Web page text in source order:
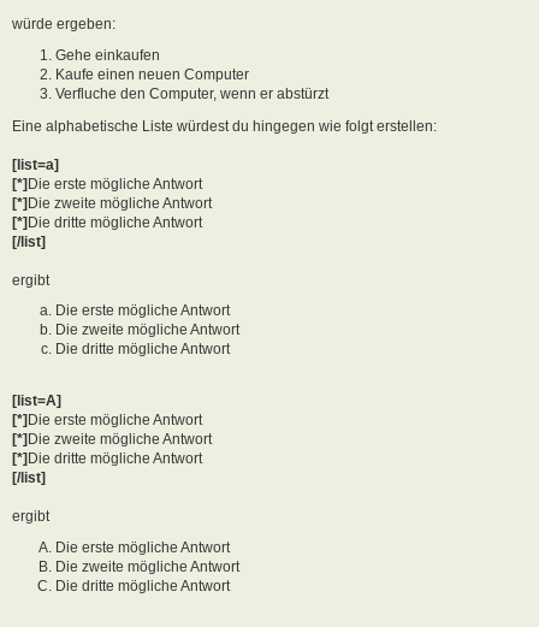
würde ergeben:
Gehe einkaufen
Kaufe einen neuen Computer
Verfluche den Computer, wenn er abstürzt
Eine alphabetische Liste würdest du hingegen wie folgt erstellen:
[list=a]
[*]Die erste mögliche Antwort
[*]Die zweite mögliche Antwort
[*]Die dritte mögliche Antwort
[/list]
ergibt
Die erste mögliche Antwort
Die zweite mögliche Antwort
Die dritte mögliche Antwort
[list=A]
[*] Die erste mögliche Antwort
[*] Die zweite mögliche Antwort
[*] Die dritte mögliche Antwort
[/list]
ergibt
Die erste mögliche Antwort
Die zweite mögliche Antwort
Die dritte mögliche Antwort